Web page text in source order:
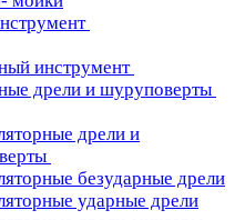
инструмент
дрели и шуруповерты
дрели и
безударные дрели
ударные дрели